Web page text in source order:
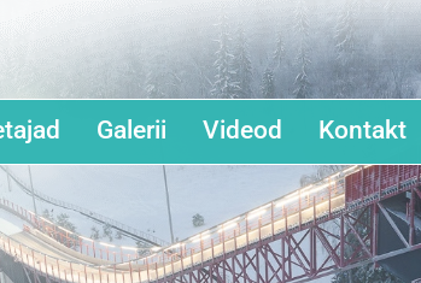
Galerii Videod Kontakt